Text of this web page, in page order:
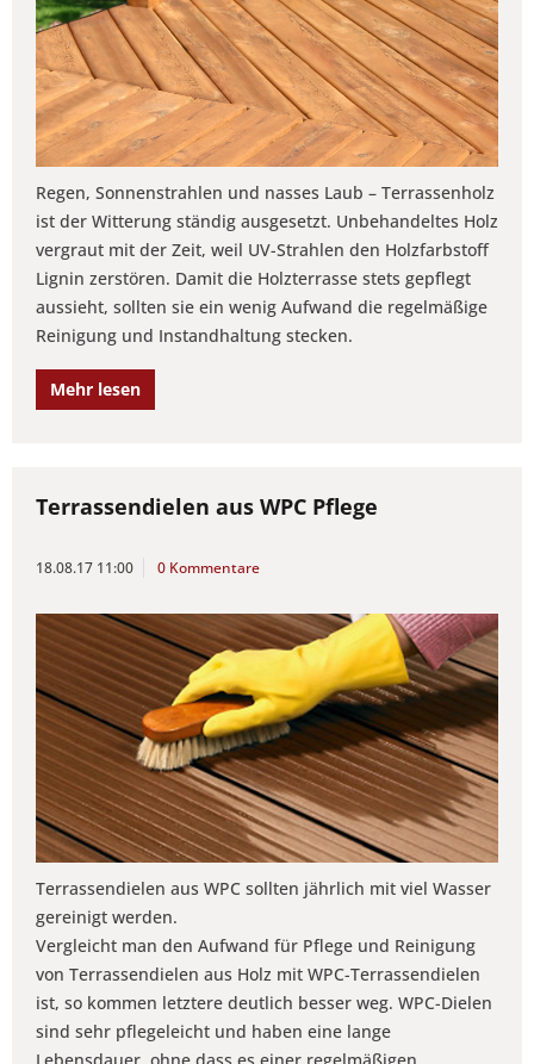
Regen, Sonnenstrahlen und nasses Laub – Terrassenholz
ist der Witterung ständig ausgesetzt. Unbehandeltes Holz
vergraut mit der Zeit, weil UV-Strahlen den Holzfarbstoff
Lignin zerstören. Damit die Holzterrasse stets gepflegt
aussieht, sollten sie ein wenig Aufwand die regelmäßige
Reinigung und Instandhaltung stecken.
Mehr lesen
Terrassendielen aus WPC Pflege
18.08.17 11:00 0 Kommentare
Terrassendielen aus WPC sollten jährlich mit viel Wasser
gereinigt werden.
Vergleicht man den Aufwand für Pflege und Reinigung
von Terrassendielen aus Holz mit WPC-Terrassendielen
ist, so kommen letztere deutlich besser weg. WPC-Dielen
sind sehr pflegeleicht und haben eine lange